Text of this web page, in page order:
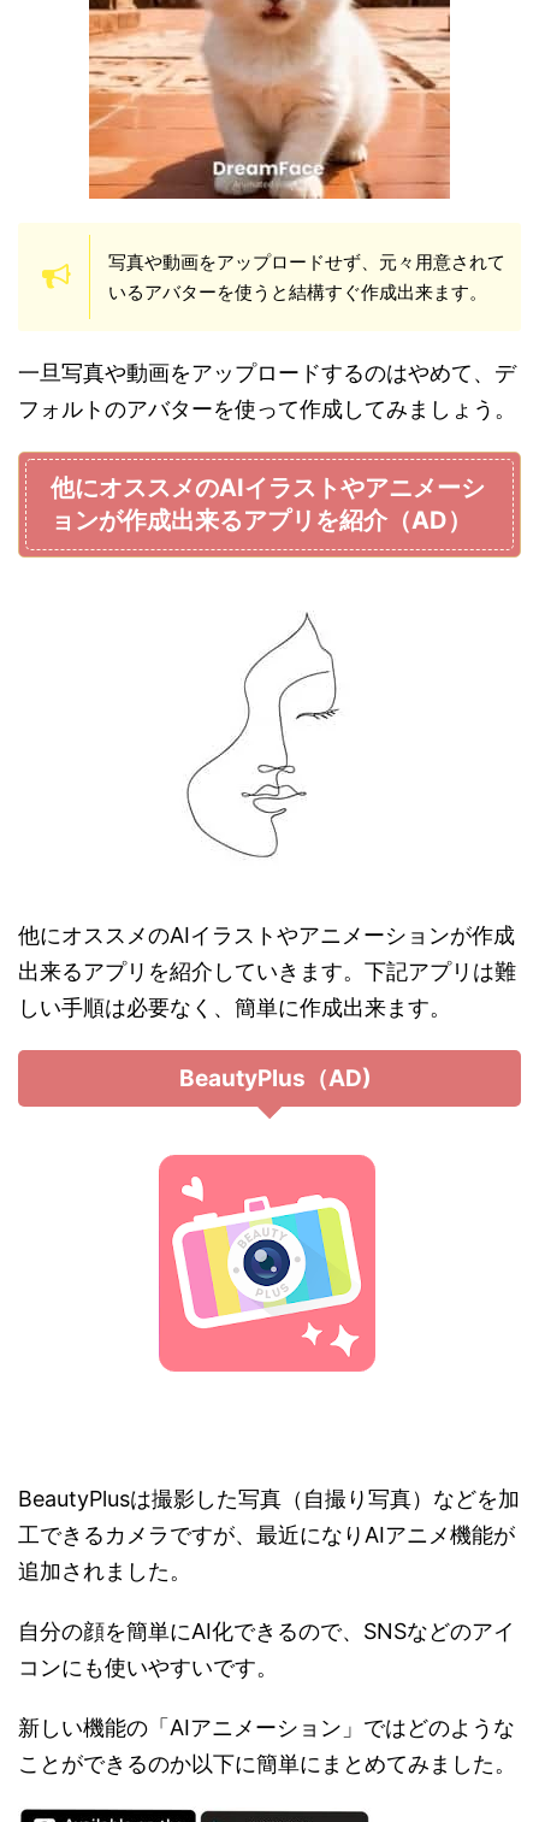
写真や動画をアップロードせず、元々用意されて
いるアバターを使うと結構すぐ作成出来ます。
一旦写真や動画をアップロードするのはやめて、デ
フォルトのアバターを使って作成してみましょう。
他にオススメのAIイラストやアニメーシ
ョンが作成出来るアプリを紹介（AD）
他にオススメのAIイラストやアニメーションが作成
出来るアプリを紹介していきます。下記アプリは難
しい手順は必要なく、簡単に作成出来ます。
BeautyPlus（AD)
BeautyPlusは撮影した写真（自撮り写真）などを加
工できるカメラですが、最近になりAIアニメ機能が
追加されました。
自分の顔を簡単にAI化できるので、SNSなどのアイ
コンにも使いやすいです。
新しい機能の「AIアニメーション」ではどのような
ことができるのか以下に簡単にまとめてみました。